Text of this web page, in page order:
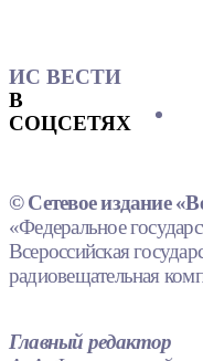
ИС ВЕСТИ
В
СОЦСЕТЯХ
© Сетевое издание
«Федеральное
Всероссийская
радиовещательная
Главный редактор